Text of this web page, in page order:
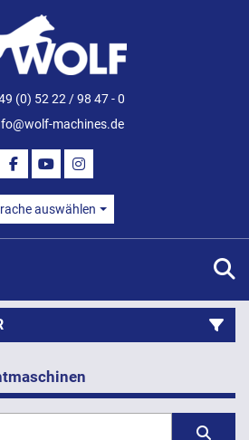
(0) 52 22 / 98 47 - 0
machines.de
FACEBOOK
YOUTUBEINSTAGRAM
auswählen